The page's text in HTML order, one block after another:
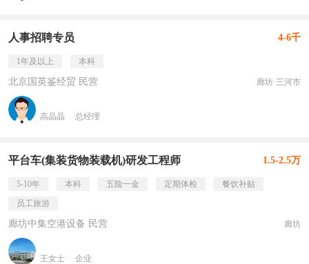
人事招聘专员 4-6千
1年及以上 本科
北京国英鉴经贸 民营 廊坊·三河市
高晶晶 总经理
平台车(集装货物装载机)研发工程师 1.5-2.5万
5-10年 本科 五险一金 定期体检
餐饮补贴
员工旅游
廊坊中集空港设备 民营 廊坊
王女士 企业